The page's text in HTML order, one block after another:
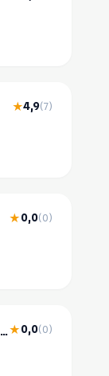
★4,9(7)
★0,0(0)
Sundgau Protection Incendie SAS - Destruction Nids De Guêpes et frelons★0,0(0)